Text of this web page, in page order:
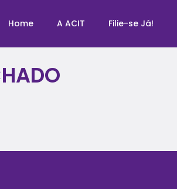
Home A ACIT Filie-se Já!